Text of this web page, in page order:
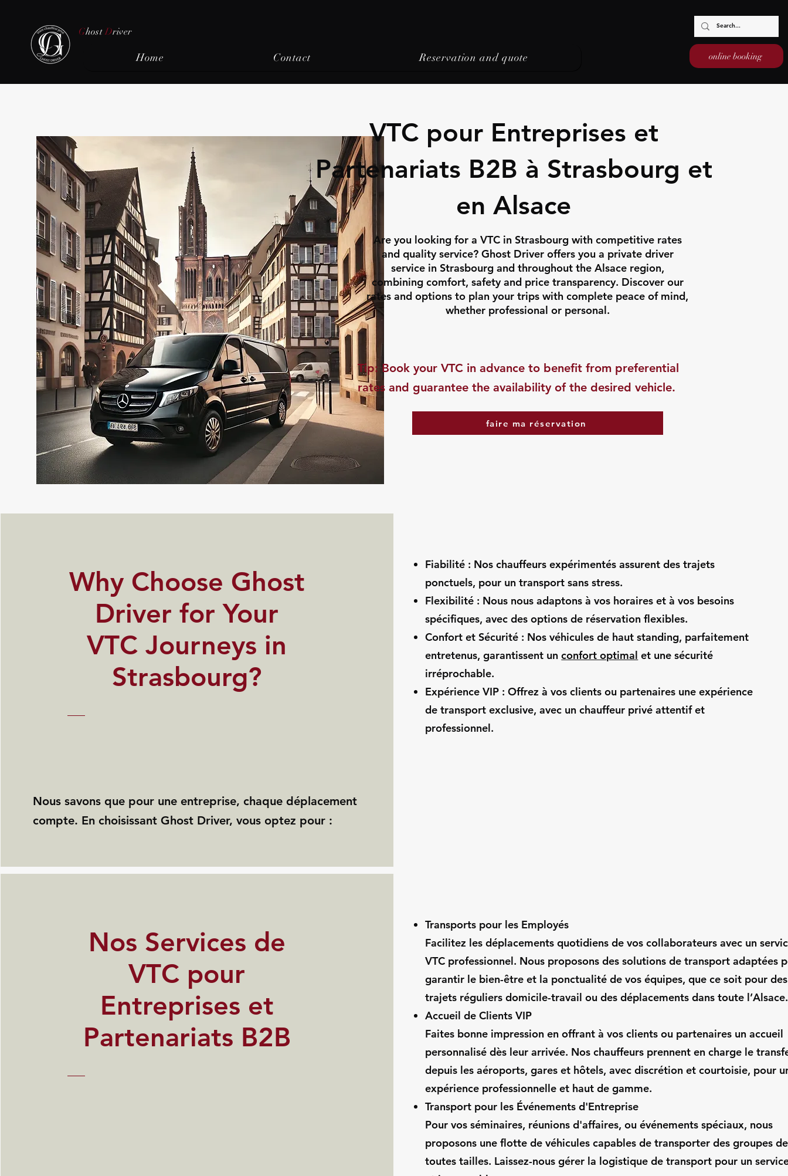
Ghost Driver
Home Contact Reservation and quote online booking
VTC pour Entreprises et
Partenariats B2B à Strasbourg et
en Alsace
Are you looking for a VTC in Strasbourg with competitive rates
and quality service? Ghost Driver offers you a private driver
service in Strasbourg and throughout the Alsace region,
combining comfort, safety and price transparency. Discover our
rates and options to plan your trips with complete peace of mind,
whether professional or personal.
​Tip: Book your VTC in advance to benefit from preferential
rates and guarantee the availability of the desired vehicle.
faire ma réservation
​Why Choose Ghost
Driver for Your
VTC Journeys in
Strasbourg?
Nous savons que pour une entreprise, chaque déplacement
compte. En choisissant Ghost Driver, vous optez pour :
Fiabilité : Nos chauffeurs expérimentés assurent des trajets
ponctuels, pour un transport sans stress.
Flexibilité : Nous nous adaptons à vos horaires et à vos besoins
spécifiques, avec des options de réservation flexibles.
Confort et Sécurité : Nos véhicules de haut standing, parfaitement
entretenus, garantissent unconfort optimal et une sécurité
irréprochable.
Expérience VIP : Offrez à vos clients ou partenaires une expérience
de transport exclusive, avec un chauffeur privé attentif et
professionnel.
Nos Services de
VTC pour
Entreprises et
Partenariats B2B
Transports pour les Employés
Facilitez les déplacements quotidiens de vos collaborateurs avec un
VTC professionnel. Nous proposons des solutions de transport adaptées
garantir le bien-être et la ponctualité de vos équipes, que ce soit pour des
trajets réguliers domicile-travail ou des déplacements dans toute l’Alsace.
Accueil de Clients VIP
Faites bonne impression en offrant à vos clients ou partenaires un accueil
personnalisé dès leur arrivée. Nos chauffeurs prennent en charge le
depuis les aéroports, gares et hôtels, avec discrétion et courtoisie, pour
expérience professionnelle et haut de gamme.
Transport pour les Événements d'Entreprise
Pour vos séminaires, réunions d'affaires, ou événements spéciaux, nous
proposons une flotte de véhicules capables de transporter des groupes de
toutes tailles. Laissez-nous gérer la logistique de transport pour un